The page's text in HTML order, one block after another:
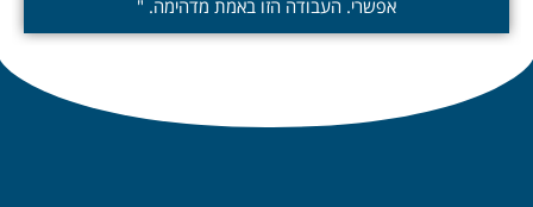
אפשרי. העבודה הזו באמת מדהימה. "